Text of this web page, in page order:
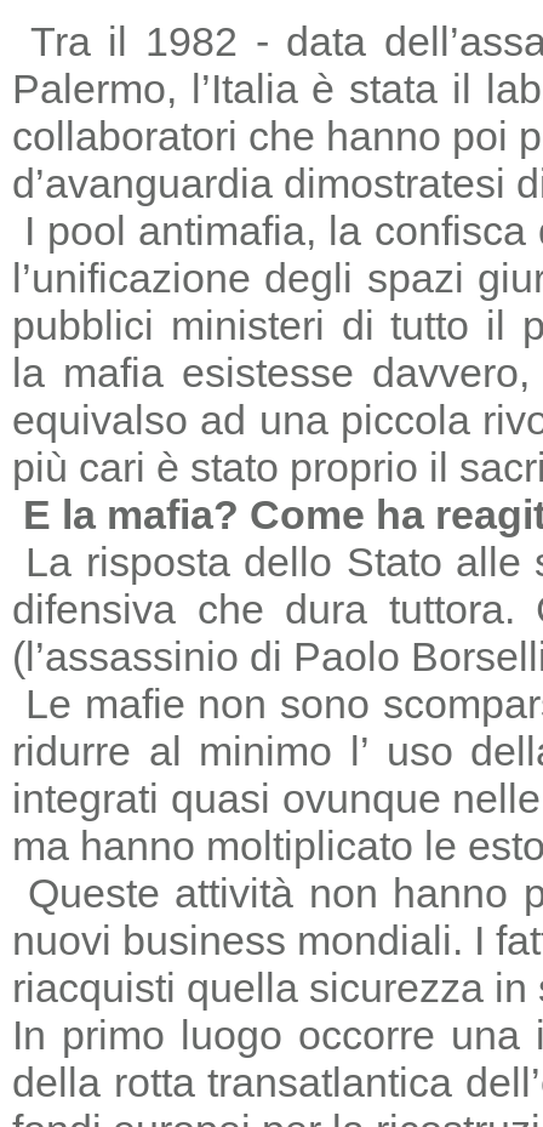
Tra il 1982 - data
Palermo, l’Italia è stata il
collaboratori che hanno poi
d’avanguardia dimostratesi
I pool antimafia, la
l’unificazione degli spazi
pubblici ministeri di tutto il
la mafia esistesse
equivalso ad una piccola
più cari è stato proprio il
E la mafia? Come ha
La risposta dello Stato alle
difensiva che dura
(l’assassinio di Paolo
Le mafie non sono
ridurre al minimo l’ uso
integrati quasi ovunque
ma hanno moltiplicato le
Queste attività non hanno
nuovi business mondiali. I
riacquisti quella sicurezza
In primo luogo occorre
della rotta transatlantica